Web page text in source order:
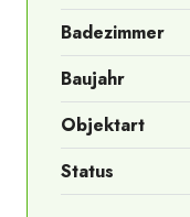
Badezimmer
Baujahr
Objektart
Status